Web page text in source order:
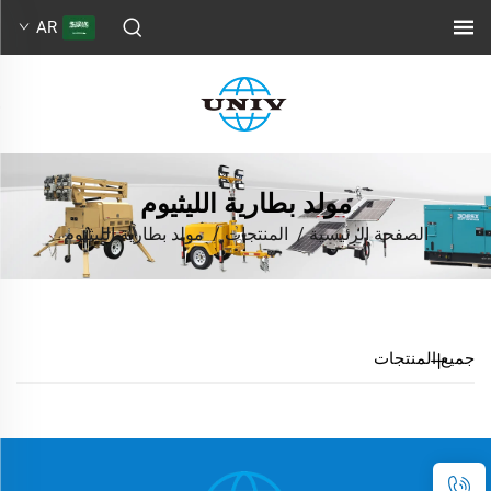
AR
مولد بطارية الليثيوم
الصفحة الرئيسية/ المنتجات/مولد بطارية الليثيوم
جميع المنتجات